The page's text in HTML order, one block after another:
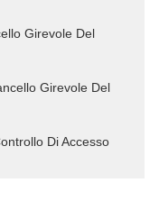
Girevole Del
Girevole Del
Di Accesso